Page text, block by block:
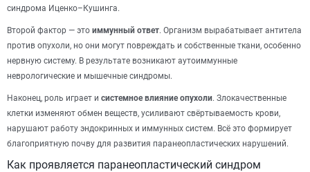
синдрома Иценко–Кушинга.
Второй фактор — это иммунный ответ. Организм вырабатывает антитела
против опухоли, но они могут повреждать и собственные ткани, особенно
нервную систему. В результате возникают аутоиммунные
неврологические и мышечные синдромы.
Наконец, роль играет и системное влияние опухоли. Злокачественные
клетки изменяют обмен веществ, усиливают свёртываемость крови,
нарушают работу эндокринных и иммунных систем. Всё это формирует
благоприятную почву для развития паранеопластических нарушений.
Как проявляется паранеопластический синдром